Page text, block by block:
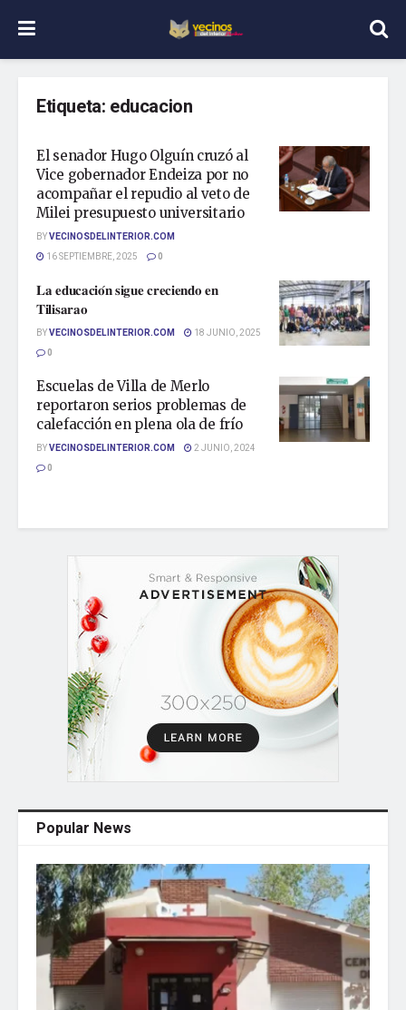
Etiqueta: educacion
El senador Hugo Olguín cruzó al
Vice gobernador Endeiza por no
acompañar el repudio al veto de
Milei presupuesto universitario
BYVECINOSDELINTERIOR.COM
16 SEPTIEMBRE, 2025
0
𝐋𝐚 𝐞𝐝𝐮𝐜𝐚𝐜𝐢𝐨́𝐧 𝐬𝐢𝐠𝐮𝐞 𝐜𝐫𝐞𝐜𝐢𝐞𝐧𝐝𝐨 𝐞𝐧
𝐓𝐢𝐥𝐢𝐬𝐚𝐫𝐚𝐨
BYVECINOSDELINTERIOR.COM
18 JUNIO, 2025
0
Escuelas de Villa de Merlo
reportaron serios problemas de
calefacción en plena ola de frío
BYVECINOSDELINTERIOR.COM
2 JUNIO, 2024
0
Popular News